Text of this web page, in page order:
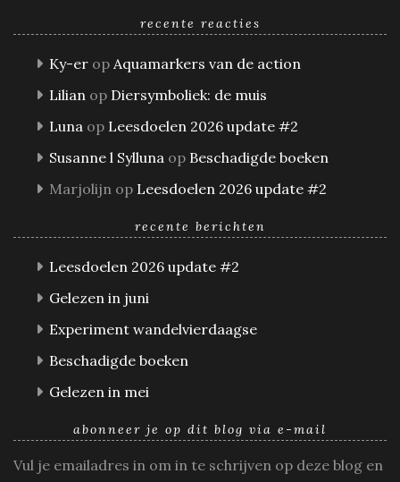
recente reacties
Ky-er op Aquamarkers van de action
Lilian op Diersymboliek: de muis
Luna op Leesdoelen 2026 update #2
Susanne l Sylluna op Beschadigde boeken
Marjolijn op Leesdoelen 2026 update #2
recente berichten
Leesdoelen 2026 update #2
Gelezen in juni
Experiment wandelvierdaagse
Beschadigde boeken
Gelezen in mei
abonneer je op dit blog via e-mail
Vul je emailadres in om in te schrijven op deze blog en